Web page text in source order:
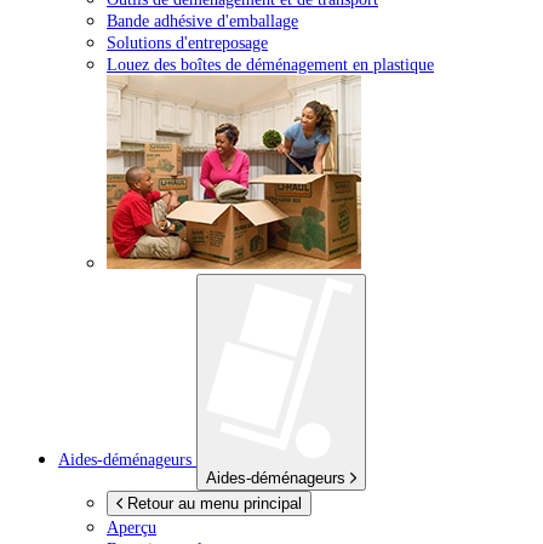
Bande adhésive d'emballage
Solutions d'entreposage
Louez des boîtes de déménagement en plastique
Aides-déménageurs
Aides-déménageurs
Retour au menu principal
Aperçu